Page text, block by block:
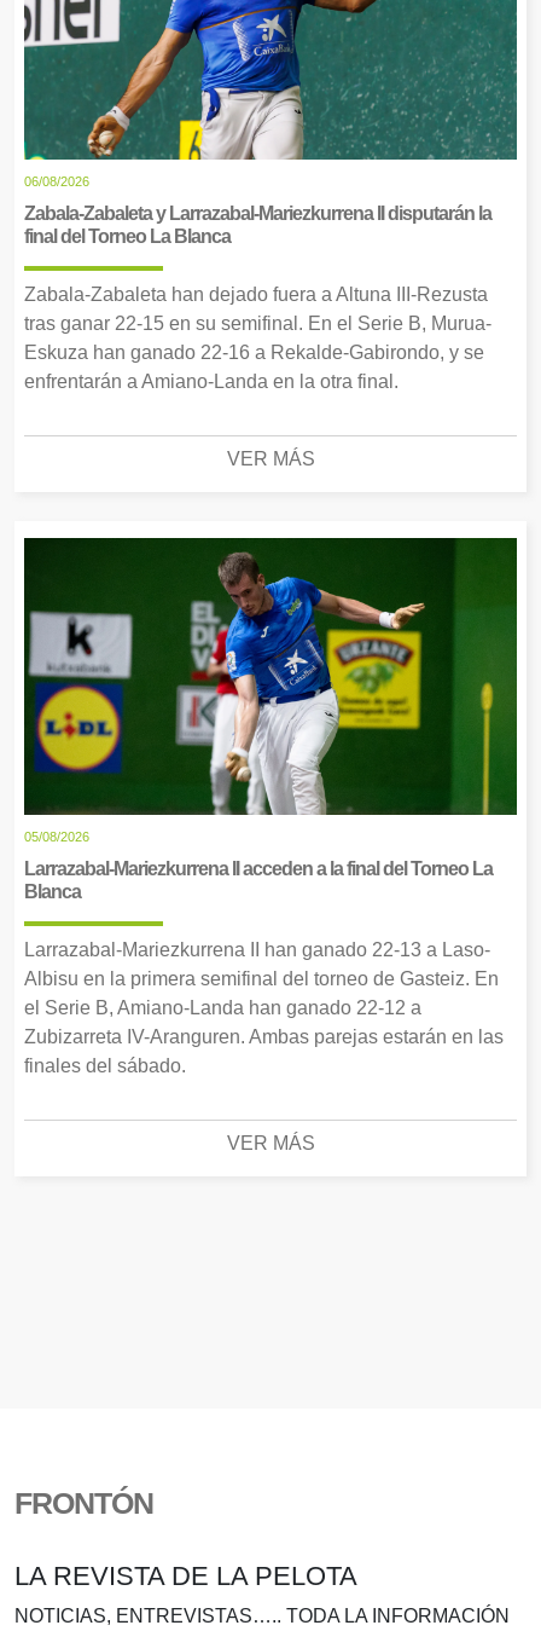
06/08/2026
Zabala-Zabaleta y Larrazabal-Mariezkurrena II disputarán la
final del Torneo La Blanca
Zabala-Zabaleta han dejado fuera a Altuna III-Rezusta
tras ganar 22-15 en su semifinal. En el Serie B, Murua-
Eskuza han ganado 22-16 a Rekalde-Gabirondo, y se
enfrentarán a Amiano-Landa en la otra final.
VER MÁS
05/08/2026
Larrazabal-Mariezkurrena II acceden a la final del Torneo La
Blanca
Larrazabal-Mariezkurrena II han ganado 22-13 a Laso-
Albisu en la primera semifinal del torneo de Gasteiz. En
el Serie B, Amiano-Landa han ganado 22-12 a
Zubizarreta IV-Aranguren. Ambas parejas estarán en las
finales del sábado.
VER MÁS
FRONTÓN
LA REVISTA DE LA PELOTA
NOTICIAS, ENTREVISTAS….. TODA LA INFORMACIÓN